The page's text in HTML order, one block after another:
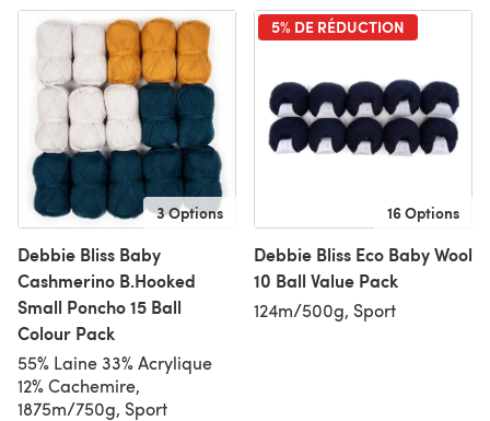
3 Options
Debbie Bliss Baby
Cashmerino B.Hooked
Small Poncho 15 Ball
Colour Pack
55% Laine 33% Acrylique
12% Cachemire,
1875m/750g, Sport
5% DE RÉDUCTION
16 Options
Debbie Bliss Eco Baby Wool
10 Ball Value Pack
124m/500g, Sport